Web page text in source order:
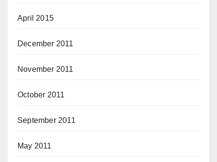
April 2015
December 2011
November 2011
October 2011
September 2011
May 2011